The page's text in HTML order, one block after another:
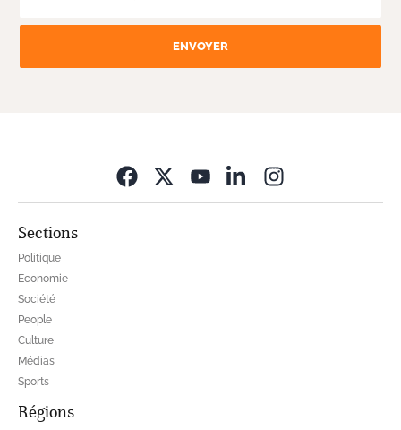
ENVOYER
Sections
Politique
Economie
Société
People
Culture
Médias
Sports
Régions